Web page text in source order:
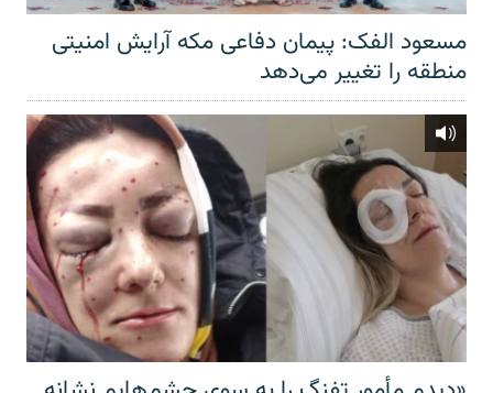
مسعود الفک: پیمان دفاعی مکه آرایش امنیتی
منطقه را تغییر می‌دهد